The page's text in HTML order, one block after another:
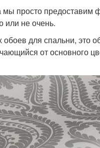
просто предоставим
или не очень.
для спальни, это
от основного